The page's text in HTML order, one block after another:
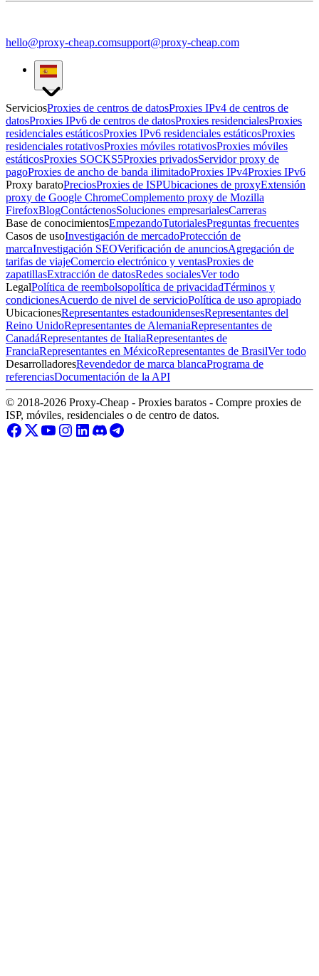
hello@proxy-cheap.comsupport@proxy-cheap.com
ServiciosProxies de centros de datosProxies IPv4 de centros de
datosProxies IPv6 de centros de datosProxies residencialesProxies
residenciales estáticosProxies IPv6 residenciales estáticosProxies
residenciales rotativosProxies móviles rotativosProxies móviles
estáticosProxies SOCKS5Proxies privadosServidor proxy de
pagoProxies de ancho de banda ilimitadoProxies IPv4Proxies IPv6
Proxy baratoPreciosProxies de ISPUbicaciones de proxyExtensión
proxy de Google ChromeComplemento proxy de Mozilla
FirefoxBlogContáctenosSoluciones empresarialesCarreras
Base de conocimientosEmpezandoTutorialesPreguntas frecuentes
Casos de usoInvestigación de mercadoProtección de
marcaInvestigación SEOVerificación de anunciosAgregación de
tarifas de viajeComercio electrónico y ventasProxies de
zapatillasExtracción de datosRedes socialesVer todo
LegalPolítica de reembolsopolítica de privacidadTérminos y
condicionesAcuerdo de nivel de servicioPolítica de uso apropiado
UbicacionesRepresentantes estadounidensesRepresentantes del
Reino UnidoRepresentantes de AlemaniaRepresentantes de
CanadáRepresentantes de ItaliaRepresentantes de
FranciaRepresentantes en MéxicoRepresentantes de BrasilVer todo
DesarrolladoresRevendedor de marca blancaPrograma de
referenciasDocumentación de la API
© 2018-2026 Proxy-Cheap - Proxies baratos - Compre proxies de
ISP, móviles, residenciales o de centro de datos.